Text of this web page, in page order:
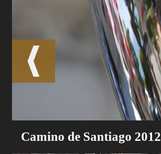
Camino de Santiago 2012